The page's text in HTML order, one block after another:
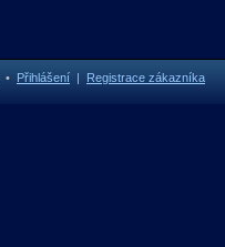
• Přihlášení | Registrace zákazníka